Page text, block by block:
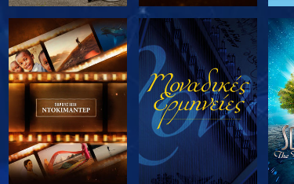
ΕΞΕΡΕΥΝΗΣΤΕ ΤΗ
ΣΕΙΡΑ
ΕΞΕΡΕΥΝΗΣΤΕ ΤΗ
ΣΕΙΡΑ